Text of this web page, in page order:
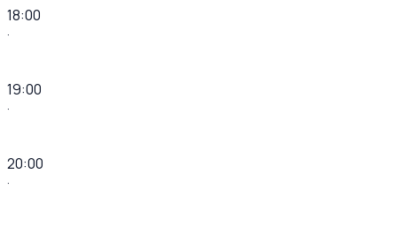
18:00
·
19:00
·
20:00
·